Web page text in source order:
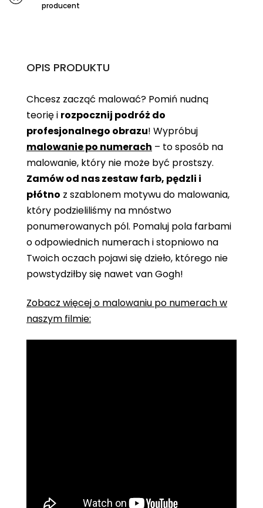
producent
OPIS PRODUKTU
Chcesz zacząć malować? Pomiń nudną
teorię i rozpocznij podróż do
profesjonalnego obrazu! Wypróbuj
malowanie po numerach – to sposób na
malowanie, który nie może być prostszy.
Zamów od nas zestaw farb, pędzli i
płótno z szablonem motywu do malowania,
który podzieliliśmy na mnóstwo
ponumerowanych pól. Pomaluj pola farbami
o odpowiednich numerach i stopniowo na
Twoich oczach pojawi się dzieło, którego nie
powstydziłby się nawet van Gogh!
Zobacz więcej o malowaniu po numerach w
naszym filmie: